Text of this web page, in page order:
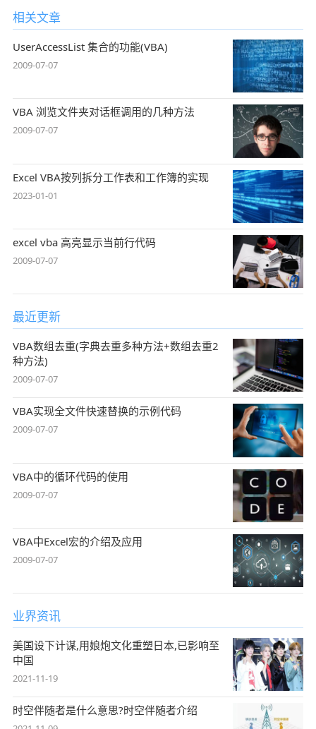
相关文章
UserAccessList 集合的功能(VBA)
2009-07-07
VBA 浏览文件夹对话框调用的几种方法
2009-07-07
Excel VBA按列拆分工作表和工作簿的实现
2023-01-01
excel vba 高亮显示当前行代码
2009-07-07
最近更新
VBA数组去重(字典去重多种方法+数组去重2
种方法)
2009-07-07
VBA实现全文件快速替换的示例代码
2009-07-07
VBA中的循环代码的使用
2009-07-07
VBA中Excel宏的介绍及应用
2009-07-07
业界资讯
美国设下计谋,用娘炮文化重塑日本,已影响至
中国
2021-11-19
时空伴随者是什么意思?时空伴随者介绍